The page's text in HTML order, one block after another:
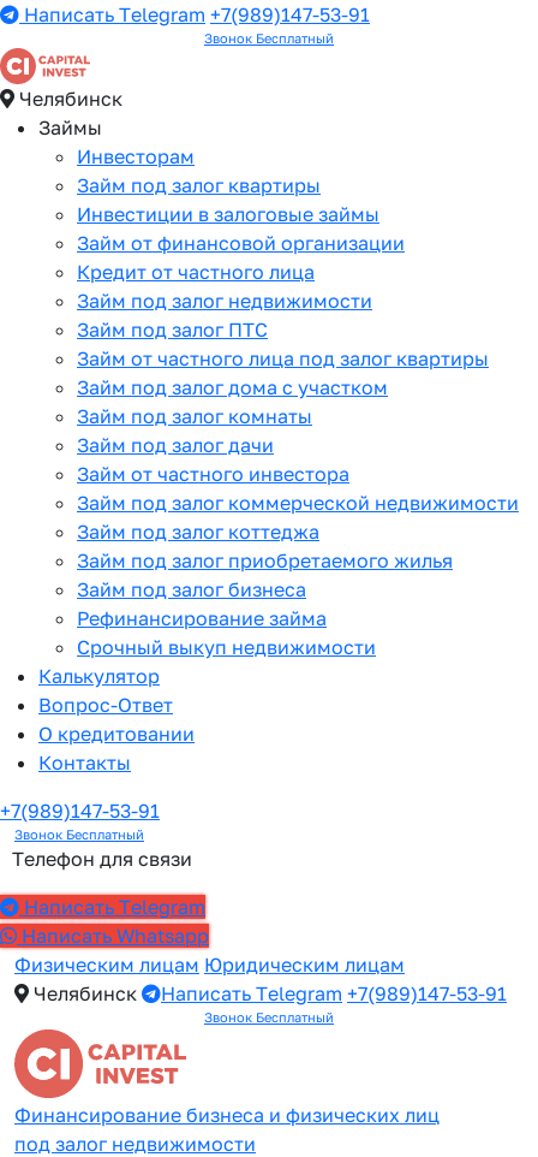
Написать Telegram +7(989)147-53-91
Звонок Бесплатный
Челябинск
Займы
Инвесторам
Займ под залог квартиры
Инвестиции в залоговые займы
Займ от финансовой организации
Кредит от частного лица
Займ под залог недвижимости
Займ под залог ПТС
Займ от частного лица под залог квартиры
Займ под залог дома с участком
Займ под залог комнаты
Займ под залог дачи
Займ от частного инвестора
Займ под залог коммерческой недвижимости
Займ под залог коттеджа
Займ под залог приобретаемого жилья
Займ под залог бизнеса
Рефинансирование займа
Срочный выкуп недвижимости
Калькулятор
Вопрос-Ответ
О кредитовании
Контакты
+7(989)147-53-91
Звонок Бесплатный
Телефон для связи
Написать Telegram
Написать Whatsapp
Физическим лицам Юридическим лицам
Челябинск
Написать Telegram +7(989)147-53-91
Звонок Бесплатный
Финансирование бизнеса и физических лиц
под залог недвижимости